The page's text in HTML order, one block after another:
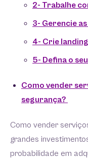
2- Trabalhe
3- Gerencie
4- Crie
5- Defina o
Como vender
segurança?
Como vender
grandes
probabilidade em